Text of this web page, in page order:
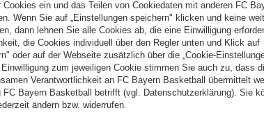
PARTNER
Teams
Profis
ProB